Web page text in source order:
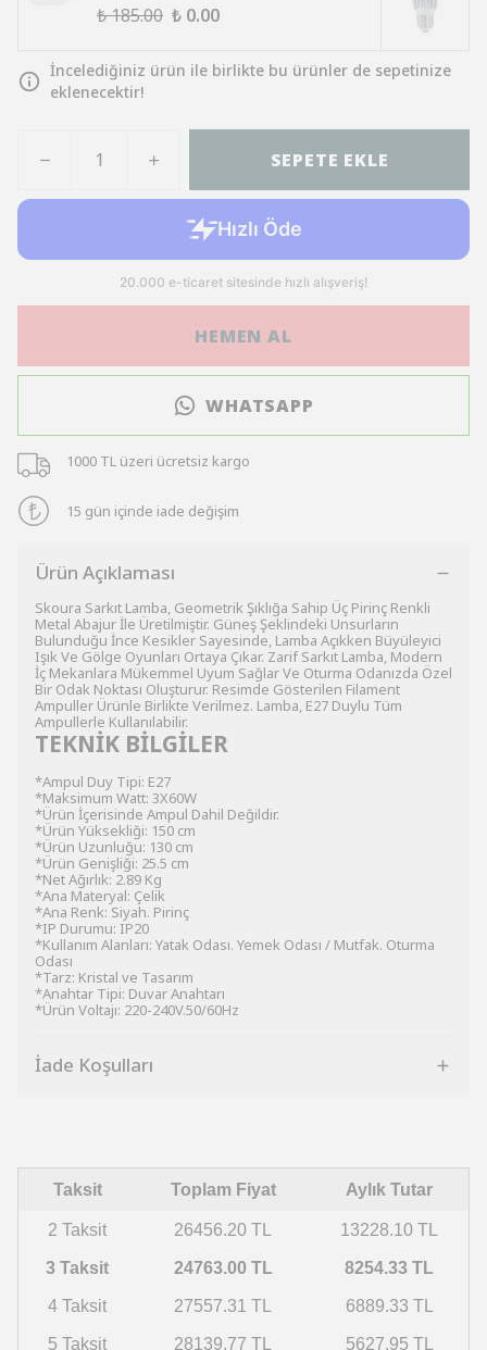
₺ 185.00 ₺ 0.00
İncelediğiniz ürün ile birlikte bu ürünler de sepetinize
eklenecektir!
SEPETE EKLE
HEMEN AL
WHATSAPP
1000 TL üzeri ücretsiz kargo
15 gün içinde iade değişim
Ürün Açıklaması
Skoura Sarkıt Lamba, Geometrik Şıklığa Sahip Üç Pirinç Renkli
Metal Abajur İle Üretilmiştir. Güneş Şeklindeki Unsurların
Bulunduğu İnce Kesikler Sayesinde, Lamba Açıkken Büyüleyici
Işık Ve Gölge Oyunları Ortaya Çıkar. Zarif Sarkıt Lamba, Modern
İç Mekanlara Mükemmel Uyum Sağlar Ve Oturma Odanızda Özel
Bir Odak Noktası Oluşturur. Resimde Gösterilen Filament
Ampuller Ürünle Birlikte Verilmez. Lamba, E27 Duylu Tüm
Ampullerle Kullanılabilir.
TEKNİK BİLGİLER
*Ampul Duy Tipi: E27
*Maksimum Watt: 3X60W
*Ürün İçerisinde Ampul Dahil Değildir.
*Ürün Yüksekliği: 150 cm
*Ürün Uzunluğu: 130 cm
*Ürün Genişliği: 25.5 cm
*Net Ağırlık: 2.89 Kg
*Ana Materyal: Çelik
*Ana Renk: Siyah. Pirinç
*IP Durumu: IP20
*Kullanım Alanları: Yatak Odası. Yemek Odası / Mutfak. Oturma
Odası
*Tarz: Kristal ve Tasarım
*Anahtar Tipi: Duvar Anahtarı
*Ürün Voltajı: 220-240V.50/60Hz
İade Koşulları
Taksit Toplam Fiyat Aylık Tutar
2 Taksit 26456.20 TL 13228.10 TL
3 Taksit 24763.00 TL 8254.33 TL
4 Taksit 27557.31 TL 6889.33 TL
5 Taksit 28139.77 TL 5627.95 TL